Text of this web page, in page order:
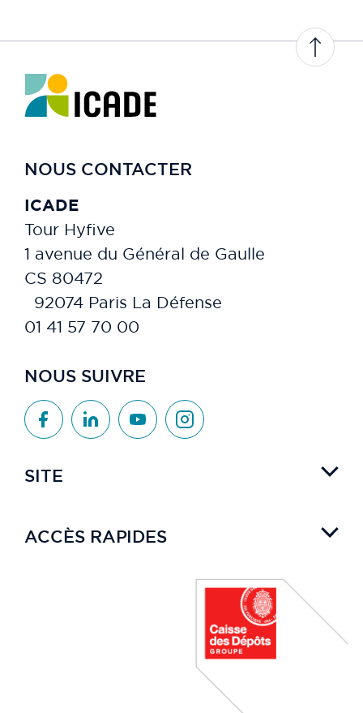
NOUS CONTACTER
ICADE
Tour Hyfive
1 avenue du Général de Gaulle
CS 80472
92074 Paris La Défense
01 41 57 70 00
NOUS SUIVRE
SITE
ACCÈS RAPIDES